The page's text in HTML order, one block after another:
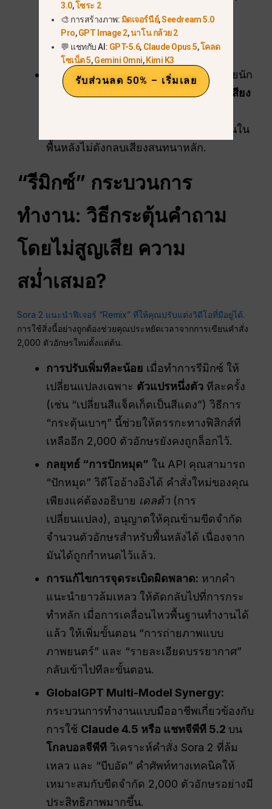
จากไกล”มอบ “สัญญาณจังหวะ” ให้กับ
โมเดลซึ่งทำให้การกระทำทางสายตา
สอดคล้องกับผลลัพธ์ทางเสียง.
การมิกซ์เสียง (
ลูฟส์):แม้จะเกิดขึ้นไม่บ่อยนัก
คุณสามารถแนะนำระดับเสียงได้ เช่น
“เสียง
เพื่อให้แน่ใจว่าเสียงรบกวนใน
พื้นหลังไม่ดังกลบเสียงสนทนาหลัก.
“รีมิกซ์” กระบวนการ
ทำงาน: วิธีกระตุ้นคำถาม
โดยไม่สูญเสีย ความ
สม่ำเสมอ?
Sora 2 แนะนำฟีเจอร์ “Remix” ที่ให้คุณปรับแต่งวิดีโอที่มีอยู่ได้.
การใช้สิ่งนี้อย่างถูกต้องช่วยคุณประหยัดเวลาจากการเขียนคำสั่ง
2,000 ตัวอักษรใหม่ตั้งแต่ต้น.
การปรับเพิ่มทีละน้อย เมื่อทำการรีมิกซ์ ให้
เปลี่ยนแปลงเฉพาะ ตัวแปรหนึ่งตัว ทีละครั้ง
(เช่น “เปลี่ยนสีแจ็คเก็ตเป็นสีแดง”) วิธีการ
“กระตุ้นเบาๆ” นี้ช่วยให้ตรรกะทางฟิสิกส์ที่
เหลืออีก 2,000 ตัวอักษรยังคงถูกล็อกไว้.
กลยุทธ์ “การปักหมุด” ใน API คุณสามารถ
“ปักหมุด” วิดีโออ้างอิงได้ คำสั่งใหม่ของคุณ
เพียงแค่ต้องอธิบาย เดลต้า (การ
เปลี่ยนแปลง), อนุญาตให้คุณข้ามขีดจำกัด
จำนวนตัวอักษรสำหรับพื้นหลังได้ เนื่องจาก
มันได้ถูกกำหนดไว้แล้ว.
การแก้ไขการจุดระเบิดผิดพลาด: หากคำ
แนะนำยาวล้มเหลว ให้ตัดกลับไปที่การกระ
ทำหลัก เมื่อการเคลื่อนไหวพื้นฐานทำงานได้
แล้ว ให้เพิ่มขั้นตอน “การถ่ายภาพแบบ
ภาพยนตร์” และ “รายละเอียดบรรยากาศ”
กลับเข้าไปทีละขั้นตอน.
GlobalGPT Multi-Model Synergy:
กระบวนการทำงานแบบมืออาชีพเกี่ยวข้องกับ
การใช้ Claude 4.5 หรือ แชทจีพีที 5.2 บน
โกลบอลจีพีที วิเคราะห์คำสั่ง Sora 2 ที่ล้ม
เหลว และ “บีบอัด” คำศัพท์ทางเทคนิคให้
เหมาะสมกับขีดจำกัด 2,000 ตัวอักษรอย่างมี
ประสิทธิภาพมากขึ้น.
3.0,โซระ 2
🎨 การสร้างภาพ: มิดเจอร์นีย์,Seedream 5.0
Pro,GPT Image 2,นาโน กล้วย 2
💬 แชทกับ AI: GPT-5.6, Claude Opus 5,โคลด
โซเน็ต 5,Gemini Omni,Kimi K3
รับส่วนลด 50% – เริ่มเลย